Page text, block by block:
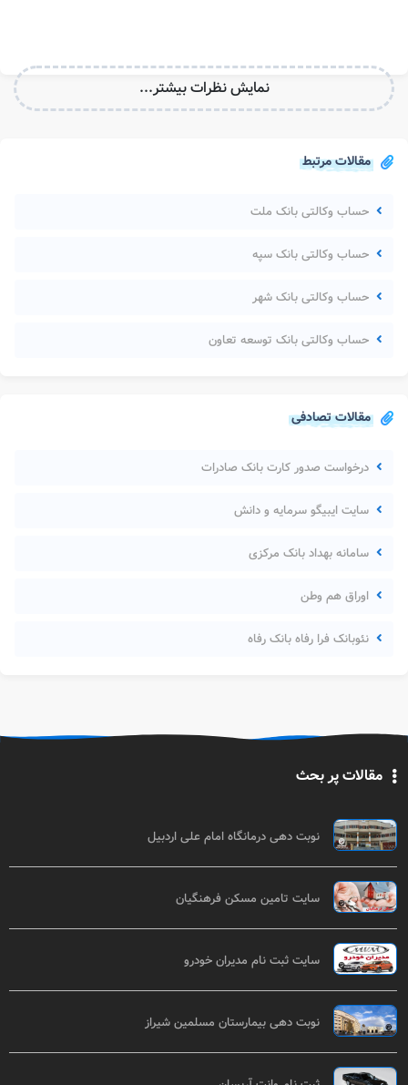
مقالات مرتبط
حساب وکالتی بانک ملت
حساب وکالتی بانک سپه
حساب وکالتی بانک شهر
حساب وکالتی بانک توسعه تعاون
مقالات تصادفی
درخواست صدور کارت بانک صادرات
سایت ایبیگو سرمایه و دانش
سامانه بهداد بانک مرکزی
اوراق هم وطن
نئوبانک فرا رفاه بانک رفاه
نمایش نظرات بیشتر...
مقالات پر بحث
نوبت دهی درمانگاه امام علی اردبیل
سایت تامین مسکن فرهنگیان
سایت ثبت نام مدیران خودرو
نوبت دهی بیمارستان مسلمین شیراز